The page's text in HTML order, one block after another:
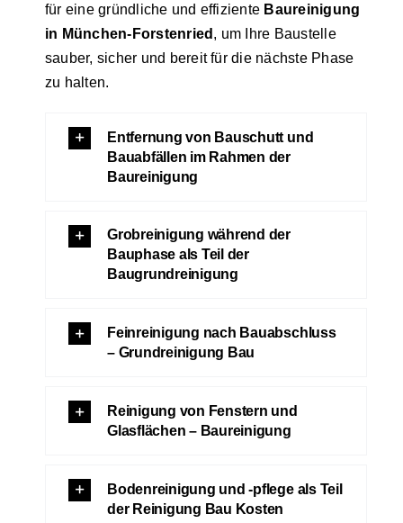
für eine gründliche und effiziente Baureinigung
in München-Forstenried , um Ihre Baustelle
sauber, sicher und bereit für die nächste Phase
zu halten.
Entfernung von Bauschutt und
Bauabfällen im Rahmen der
Baureinigung
Grobreinigung während der
Bauphase als Teil der
Baugrundreinigung
Feinreinigung nach Bauabschluss
– Grundreinigung Bau
Reinigung von Fenstern und
Glasflächen – Baureinigung
Bodenreinigung und -pflege als Teil
der Reinigung Bau Kosten